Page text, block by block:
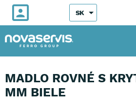
SK
MADLO ROVNÉ S
MM BIELE